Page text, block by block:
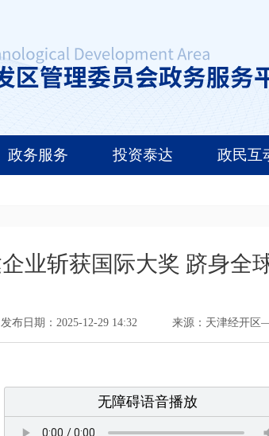
政务服务 投资泰达 政民互
业斩获国际大奖 跻身全
发布日期：2025-12-29 14:32
来源：天津经开区
无障碍语音播放